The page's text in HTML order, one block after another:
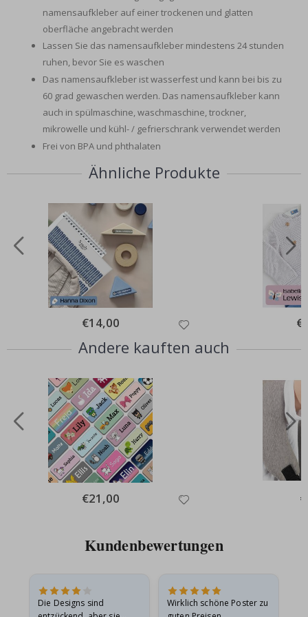
namensaufkleber auf einer trockenen und glatten
oberfläche angebracht werden
Lassen Sie das namensaufkleber mindestens 24 stunden
ruhen, bevor Sie es waschen
Das namensaufkleber ist wasserfest und kann bei bis zu
60 grad gewaschen werden. Das namensaufkleber kann
auch in spülmaschine, waschmaschine, trockner,
mikrowelle und kühl- / gefrierschrank verwendet werden
Frei von BPA und phthalaten
Ähnliche Produkte
Special
Price
€14,00
Andere kauften auch
Special
Price
€21,00
Kundenbewertungen
Die Designs sind
Wirklich schöne Poster zu